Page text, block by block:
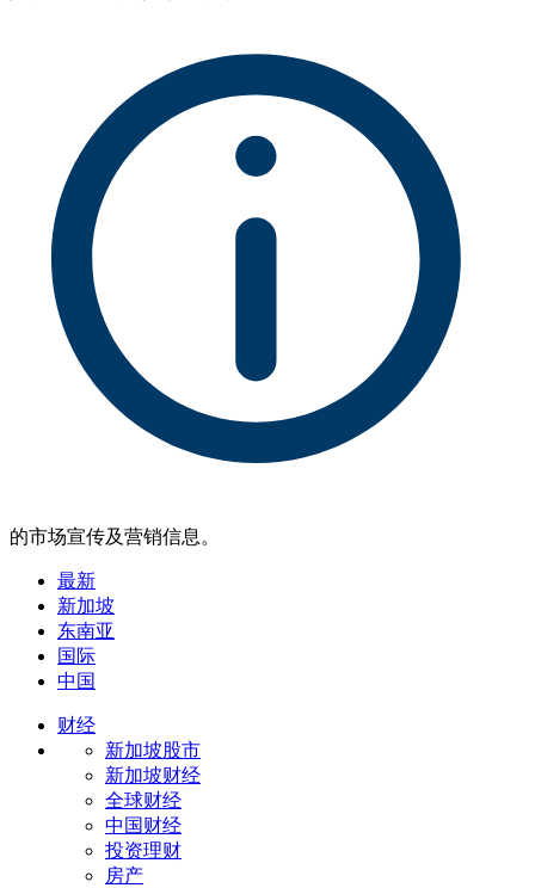
的市场宣传及营销信息。
最新
新加坡
东南亚
国际
中国
财经
新加坡股市
新加坡财经
全球财经
中国财经
投资理财
房产